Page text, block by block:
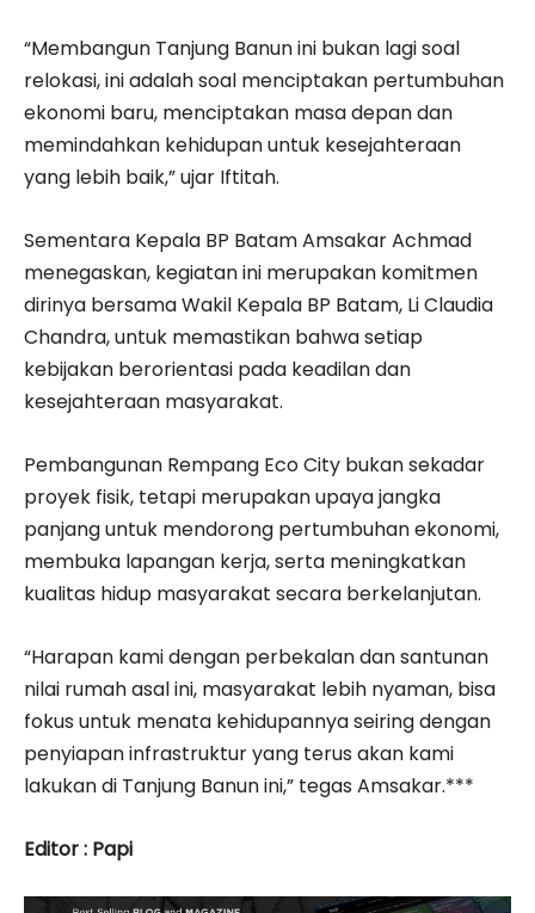
“Membangun Tanjung Banun ini bukan lagi soal
relokasi, ini adalah soal menciptakan pertumbuhan
ekonomi baru, menciptakan masa depan dan
memindahkan kehidupan untuk kesejahteraan
yang lebih baik,” ujar Iftitah.
Sementara Kepala BP Batam Amsakar Achmad
menegaskan, kegiatan ini merupakan komitmen
dirinya bersama Wakil Kepala BP Batam, Li Claudia
Chandra, untuk memastikan bahwa setiap
kebijakan berorientasi pada keadilan dan
kesejahteraan masyarakat.
Pembangunan Rempang Eco City bukan sekadar
proyek fisik, tetapi merupakan upaya jangka
panjang untuk mendorong pertumbuhan ekonomi,
membuka lapangan kerja, serta meningkatkan
kualitas hidup masyarakat secara berkelanjutan.
“Harapan kami dengan perbekalan dan santunan
nilai rumah asal ini, masyarakat lebih nyaman, bisa
fokus untuk menata kehidupannya seiring dengan
penyiapan infrastruktur yang terus akan kami
lakukan di Tanjung Banun ini,” tegas Amsakar.***
Editor : Papi